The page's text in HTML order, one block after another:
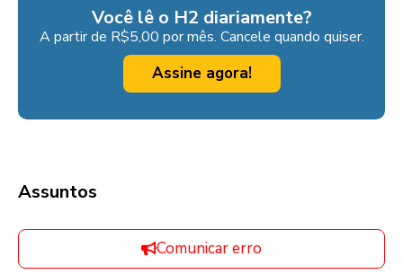
Você lê o H2 diariamente?
A partir de R$5,00 por mês. Cancele quando quiser.
Assine agora!
Assuntos
Comunicar erro